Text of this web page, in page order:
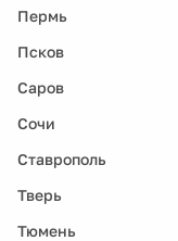
Пермь
Псков
Саров
Сочи
Ставрополь
Тверь
Тюмень